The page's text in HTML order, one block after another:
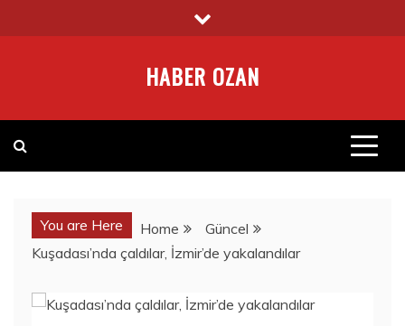
to
HABER OZAN
You are Here Home
Güncel
Kuşadası’nda çaldılar, İzmir’de yakalandılar